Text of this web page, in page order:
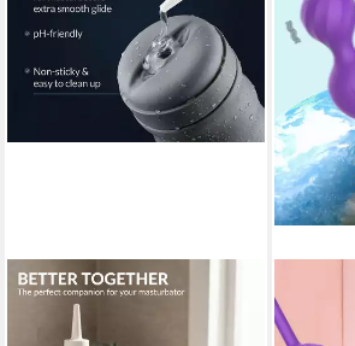
EASYGLIDE
Gleitgel Wasserbasiertes
Masturbator Gel - 250 ml -